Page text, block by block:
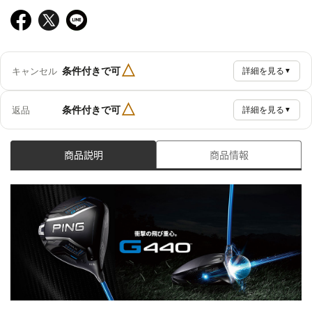
キャンセル 条件付きで可△ 詳細を見る ▼
返品 条件付きで可△ 詳細を見る ▼
商品説明 商品情報